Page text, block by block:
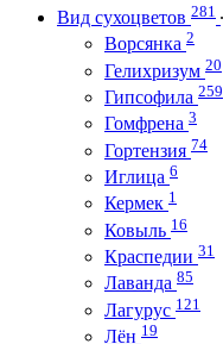
Вид сухоцветов 281
Ворсянка 2
Гелихризум 20
Гипсофила 259
Гомфрена 3
Гортензия 74
Иглица 6
Кермек 1
Ковыль 16
Краспедии 31
Лаванда 85
Лагурус 121
Лён 19